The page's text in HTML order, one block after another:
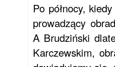
Po północy,
prowadzący
A Brudziński
Karczewskim,